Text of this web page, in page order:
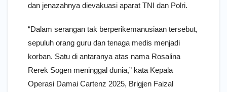
dan jenazahnya dievakuasi aparat TNI dan Polri.
“Dalam serangan tak berperikemanusiaan tersebut,
sepuluh orang guru dan tenaga medis menjadi
korban. Satu di antaranya atas nama Rosalina
Rerek Sogen meninggal dunia,” kata Kepala
Operasi Damai Cartenz 2025, Brigjen Faizal